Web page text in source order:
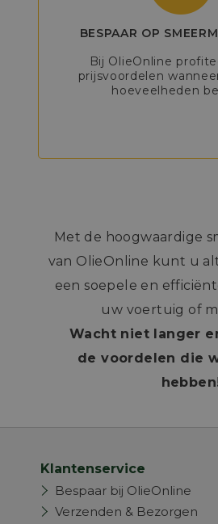
BESPAAR OP
Bij OlieOnline
prijsvoordelen
hoeveelheden
Met de hoogwaardige
van OlieOnline kunt u
een soepele en
uw voertuig of
Wacht niet langer
de voordelen die
Klantenservice
Bespaar bij OlieOnline
Verzenden & Bezorgen